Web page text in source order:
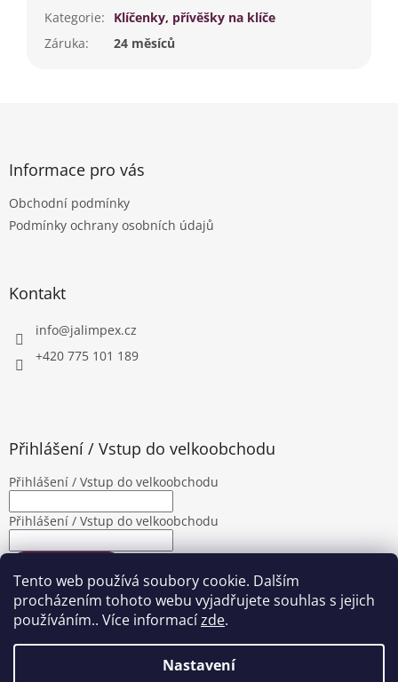
Tento web používá soubory cookie. Dalším
procházením tohoto webu vyjadřujete souhlas s jejich
používáním.. Více informacízde.
Nastavení
Kategorie:
Klíčenky, přívěšky na klíče
Záruka: 24 měsíců
Informace pro vás
Obchodní podmínky
Podmínky ochrany osobních údajů
Kontakt
info@jalimpex.cz
+420 775 101 189
Přihlášení / Vstup do velkoobchodu
Přihlášení / Vstup do velkoobchodu
Přihlášení / Vstup do velkoobchodu
Nová registrace Zapomenuté heslo
Vytvořil Shoptet|Upravila Shopea.cz